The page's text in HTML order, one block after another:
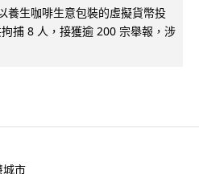
養生咖啡生意包裝的虛擬貨幣投
捕 8 人，接獲逾 200 宗舉報，涉
城市